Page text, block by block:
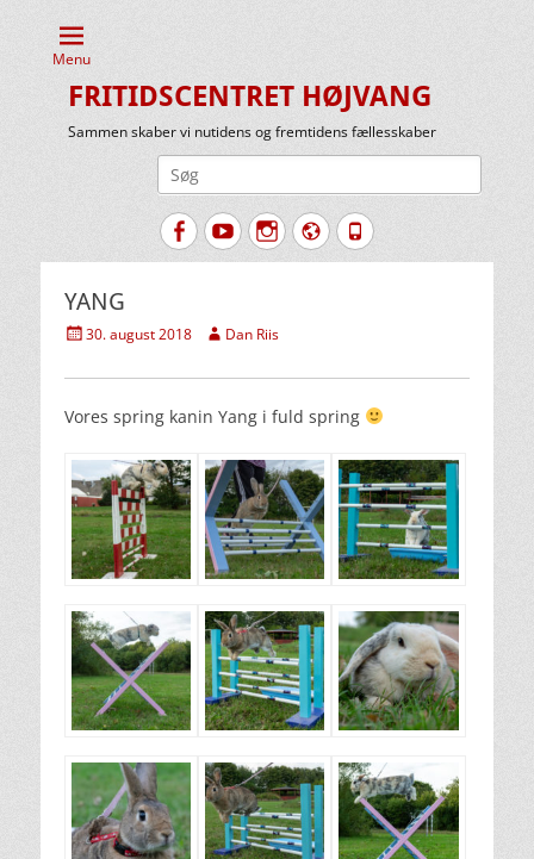
Menu
FRITIDSCENTRET HØJVANG
Sammen skaber vi nutidens og fremtidens fællesskaber
FacebookYouTubeInstagram
Website
Tlf.
YANG
Udgivet
30. august 2018 Forfatter
Dan Riis
Vores spring kanin Yang i fuld spring